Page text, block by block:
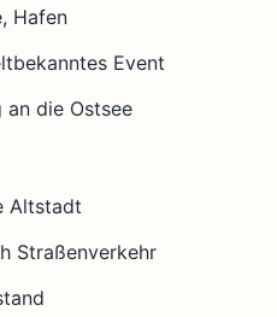
Hafen
Event
an die Ostsee
Altstadt
Straßenverkehr